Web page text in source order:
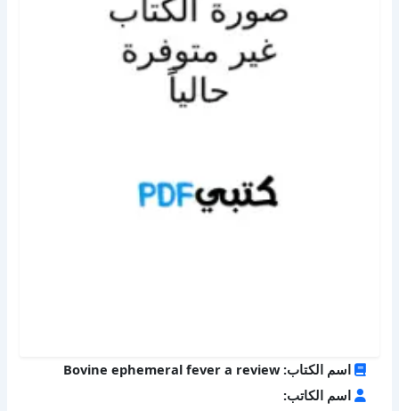
اسم الكتاب: Bovine ephemeral fever a review
اسم الكاتب: